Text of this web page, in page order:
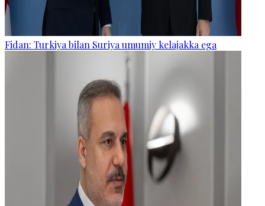
Fidan: Turkiya bilan Suriya umumiy kelajakka ega